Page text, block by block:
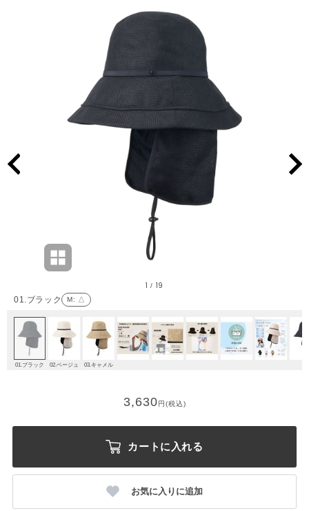
01.ブラック M : △
1 / 19
01.ブラック 02.ベージュ 03.キャメル
3,630円(税込)
カートに入れる
お気に入りに追加